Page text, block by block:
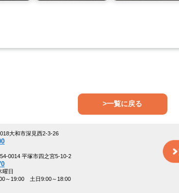
>一覧に戻る
0018大和市深見西2-3-26
0014 平塚市四之宮5-10-2
曜日
～19:00 土日9:00～18:00